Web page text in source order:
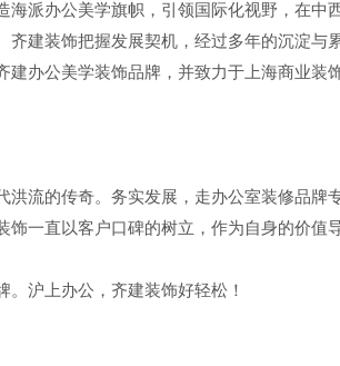
派办公美学旗帜，引领国际化视野，在中
建装饰把握发展契机，经过多年的沉淀与
办公美学装饰品牌，并致力于上海商业装
流的传奇。务实发展，走办公室装修品牌
一直以客户口碑的树立，作为自身的价值
沪上办公，齐建装饰好轻松！